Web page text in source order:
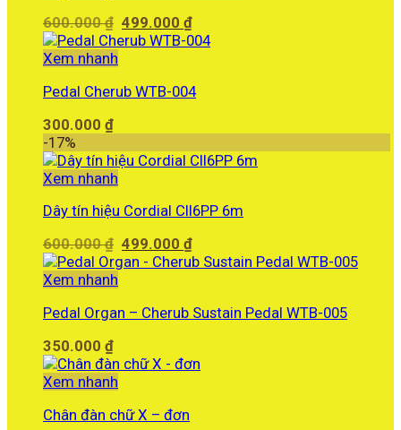
600.000₫ Giá
gốc
499.000₫Giá
hiện
499.000 ₫.
Xem nhanh
Pedal Cherub WTB-004
300.000 ₫
-17%
Xem nhanh
Dây tín hiệu Cordial CII6PP 6m
600.000₫ Giá
gốc
499.000₫Giá
hiện
499.000 ₫.
Xem nhanh
Pedal Organ – Cherub Sustain Pedal WTB-005
350.000 ₫
Xem nhanh
Chân đàn chữ X – đơn